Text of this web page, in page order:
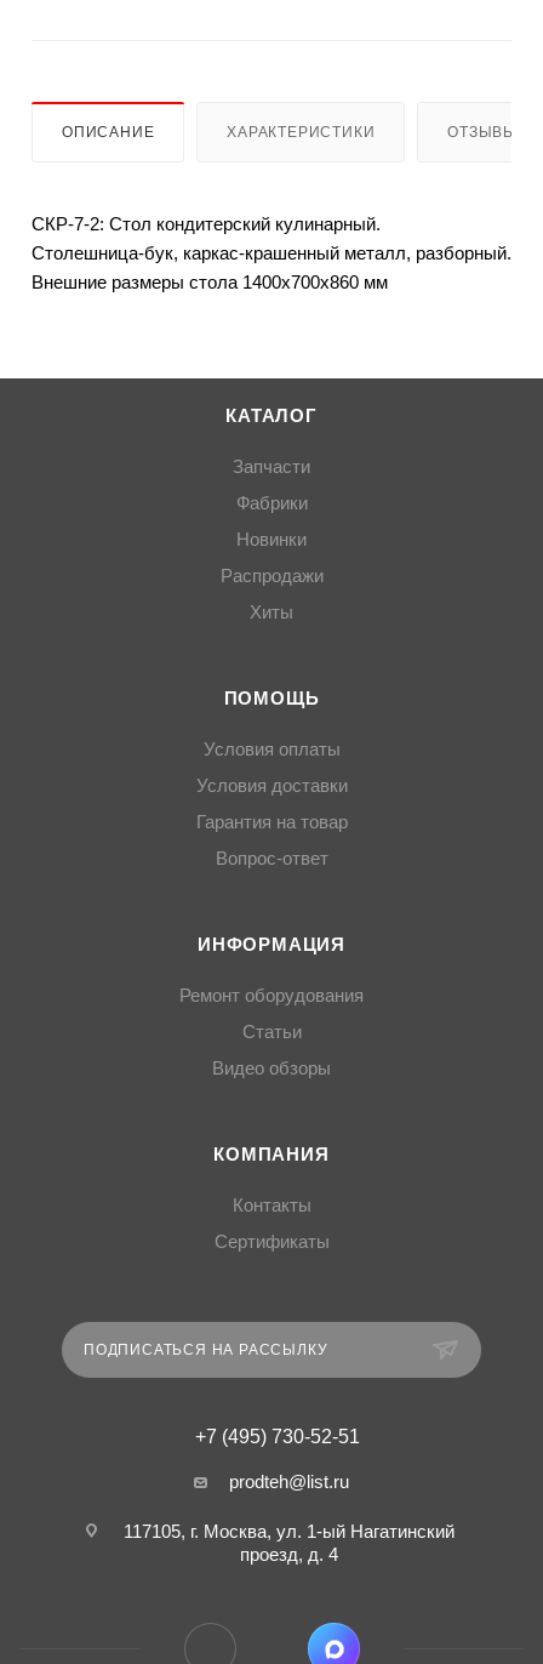
ОПИСАНИЕ ХАРАКТЕРИСТИКИ ОТЗЫВЫ
СКР-7-2: Стол кондитерский кулинарный.
Столешница-бук, каркас-крашенный металл, разборный.
Внешние размеры стола 1400х700х860 мм
КАТАЛОГ
Запчасти
Фабрики
Новинки
Распродажи
Хиты
ПОМОЩЬ
Условия оплаты
Условия доставки
Гарантия на товар
Вопрос-ответ
ИНФОРМАЦИЯ
Ремонт оборудования
Статьи
Видео обзоры
КОМПАНИЯ
Контакты
Сертификаты
ПОДПИСАТЬСЯ НА РАССЫЛКУ
+7 (495) 730-52-51
prodteh@list.ru
117105, г. Москва, ул. 1-ый Нагатинский
проезд, д. 4